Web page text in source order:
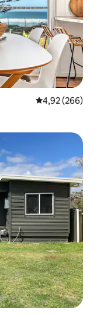
Note
4,92 (266)
aimés